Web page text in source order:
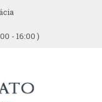
- 16:00 )